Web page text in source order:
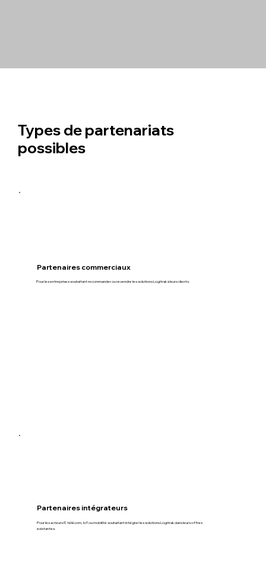
Types de partenariats
possibles
Partenaires commerciaux
Pour les entreprises souhaitant recommander ou revendre les solutions Logitrak à leurs clients.
Partenaires intégrateurs
Pour les acteurs IT, télécom, IoT ou mobilité souhaitant intégrer les solutions Logitrak dans leurs offres
existantes.